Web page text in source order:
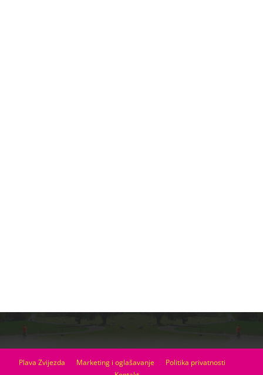
Plava Zvijezda Marketing i oglašavanje
Politika privatnosti